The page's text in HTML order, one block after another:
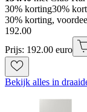
30% korting30%
30% korting,
192.00
Prijs: 192.00 euro
Bekijk alles in